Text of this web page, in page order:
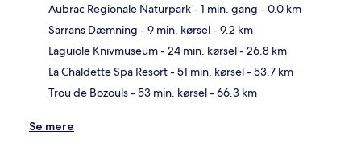
Aubrac Regionale Naturpark- 1 min. gang - 0.0 km
Sarrans Dæmning - 9 min. kørsel- 9.2 km
Laguiole Knivmuseum- 24 min. kørsel- 26.8 km
La Chaldette Spa Resort- 51 min. kørsel- 53.7 km
Trou de Bozouls- 53 min. kørsel- 66.3 km
Se mere